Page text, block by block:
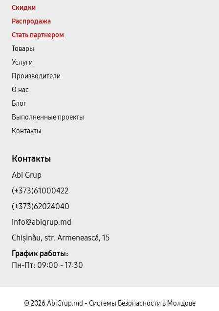
Скидки
Распродажа
Стать партнером
Товары
Услуги
Производители
О нас
Блог
Выполненные проекты
Контакты
Контакты
Abi Grup
(+373)61000422
(+373)62024040
info@abigrup.md
Chișinău, str. Armenească, 15
График работы:
Пн-Пт: 09:00 - 17:30
© 2026 AbiGrup.md - Системы Безопасности в Молдове